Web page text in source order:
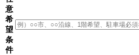
意
希
望
条
件